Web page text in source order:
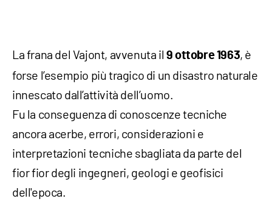
La frana del Vajont, avvenuta il 9 ottobre 1963, è
forse l’esempio più tragico di un disastro naturale
innescato dall’attività dell’uomo.
Fu la conseguenza di conoscenze tecniche
ancora acerbe, errori, considerazioni e
interpretazioni tecniche sbagliata da parte del
fior fior degli ingegneri, geologi e geofisici
dell'epoca.